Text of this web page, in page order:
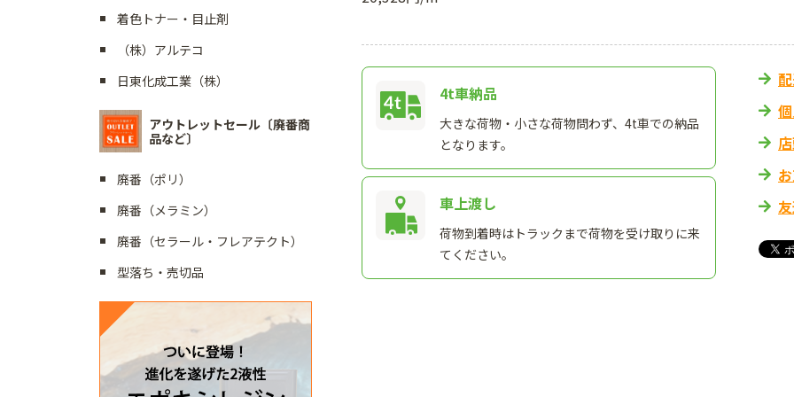
4t車納品
大きな荷物・小さな荷物問わず、4t車での納品
となります。
車上渡し
荷物到着時はトラックまで荷物を受け取りに来
てください。
着色トナー・目止剤
（株）アルテコ
日東化成工業（株）
アウトレットセール〔廃番商
品など〕
廃番（ポリ）
廃番（メラミン）
廃番（セラール・フレアテクト）
型落ち・売切品